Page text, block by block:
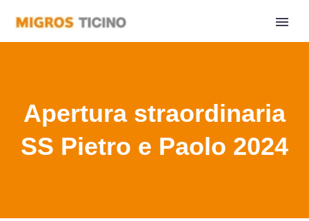
Apertura straordinaria
SS Pietro e Paolo 2024